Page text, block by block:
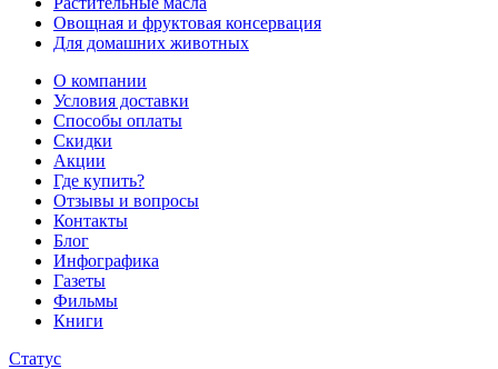
Овощная и фруктовая консервация
Для домашних животных
О компании
Условия доставки
Способы оплаты
Скидки
Акции
Где купить?
Отзывы и вопросы
Контакты
Блог
Инфографика
Газеты
Фильмы
Книги
Статус